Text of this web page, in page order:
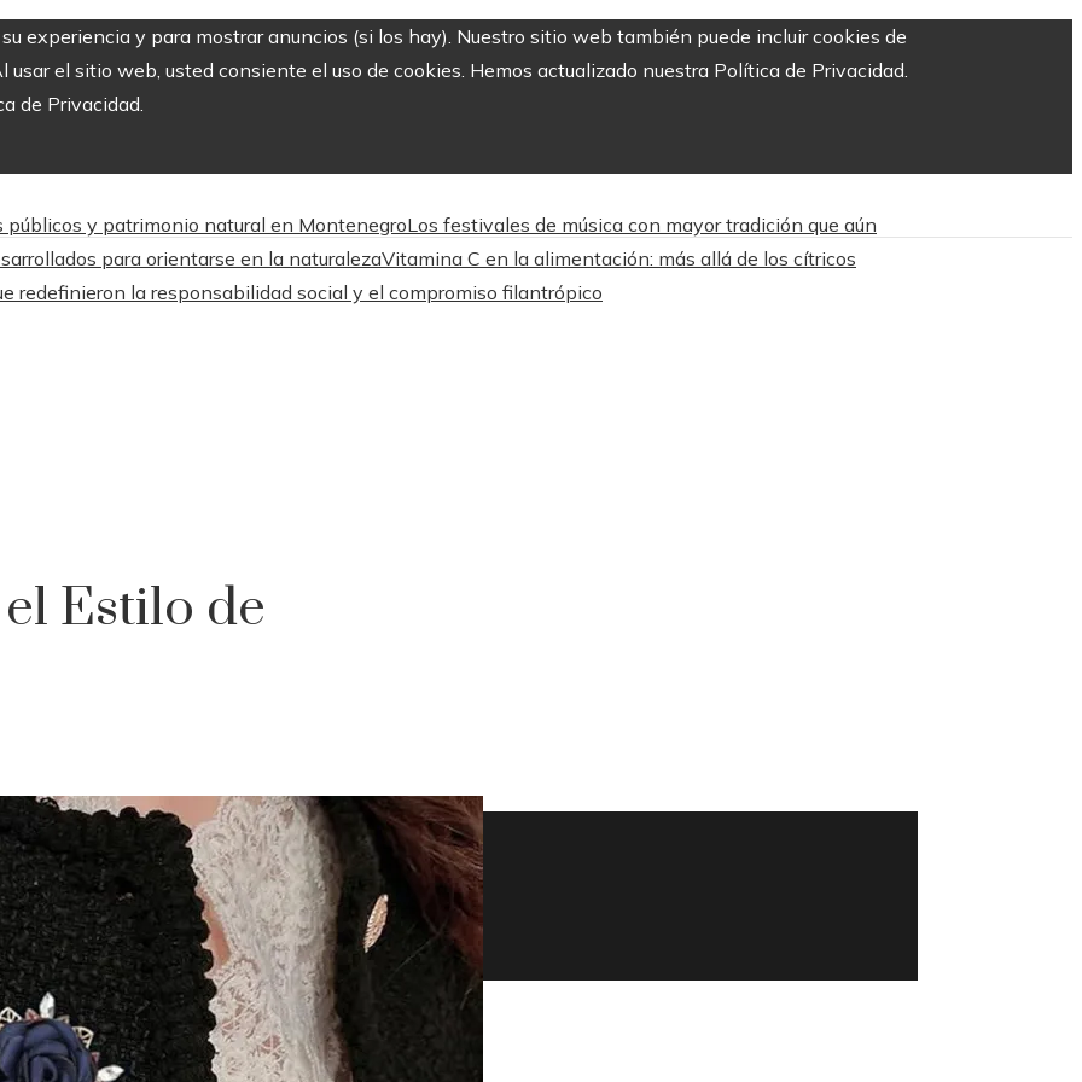
experiencia y para mostrar anuncios (si los hay). Nuestro sitio web también puede incluir cookies de
el sitio web, usted consiente el uso de cookies. Hemos actualizado nuestra Política de Privacidad.
de Privacidad.
y patrimonio natural en MontenegroLos festivales de música con mayor tradición que aún
para orientarse en la naturalezaVitamina C en la alimentación: más allá de los cítricos
redefinieron la responsabilidad social y el compromiso filantrópico
Estilo de